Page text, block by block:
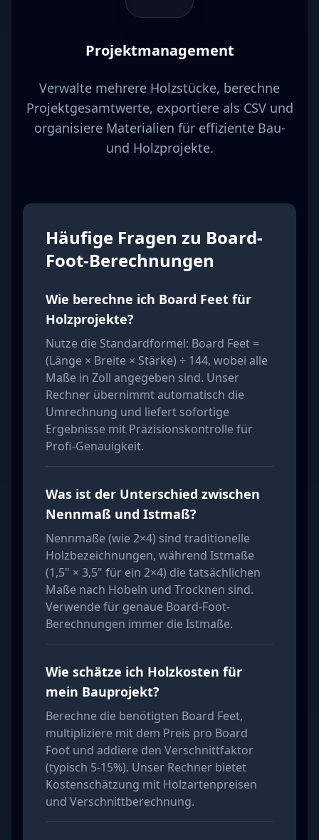
Projektmanagement
Verwalte mehrere Holzstücke, berechne
Projektgesamtwerte, exportiere als CSV und
organisiere Materialien für effiziente Bau-
und Holzprojekte.
Häufige Fragen zu Board-
Foot-Berechnungen
Wie berechne ich Board Feet für
Holzprojekte?
Nutze die Standardformel: Board Feet =
(Länge × Breite × Stärke) ÷ 144, wobei alle
Maße in Zoll angegeben sind. Unser
Rechner übernimmt automatisch die
Umrechnung und liefert sofortige
Ergebnisse mit Präzisionskontrolle für
Profi-Genauigkeit.
Was ist der Unterschied zwischen
Nennmaß und Istmaß?
Nennmaße (wie 2×4) sind traditionelle
Holzbezeichnungen, während Istmaße
(1,5" × 3,5" für ein 2×4) die tatsächlichen
Maße nach Hobeln und Trocknen sind.
Verwende für genaue Board-Foot-
Berechnungen immer die Istmaße.
Wie schätze ich Holzkosten für
mein Bauprojekt?
Berechne die benötigten Board Feet,
multipliziere mit dem Preis pro Board
Foot und addiere den Verschnittfaktor
(typisch 5-15%). Unser Rechner bietet
Kostenschätzung mit Holzartenpreisen
und Verschnittberechnung.